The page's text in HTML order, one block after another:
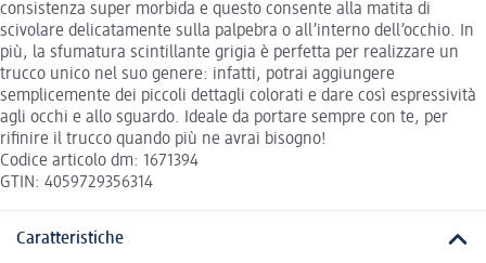
consistenza super morbida e questo consente alla matita di
scivolare delicatamente sulla palpebra o all’interno dell’occhio. In
più, la sfumatura scintillante grigia è perfetta per realizzare un
trucco unico nel suo genere: infatti, potrai aggiungere
semplicemente dei piccoli dettagli colorati e dare così espressività
agli occhi e allo sguardo. Ideale da portare sempre con te, per
rifinire il trucco quando più ne avrai bisogno!
Codice articolo dm: 1671394
GTIN: 4059729356314
Caratteristiche